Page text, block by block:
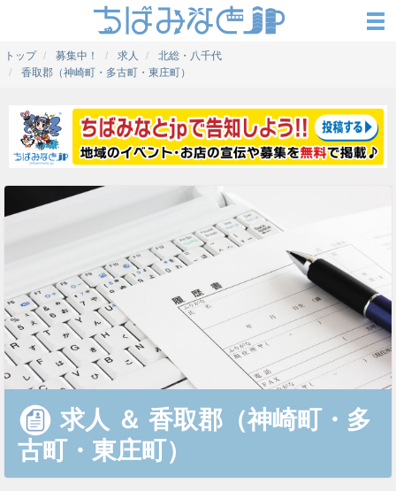
トップ 募集中！ 求人
北総・八千代
香取郡（神崎町・多古町・東庄町）
求人 ＆ 香取郡（神崎町・多
古町・東庄町）